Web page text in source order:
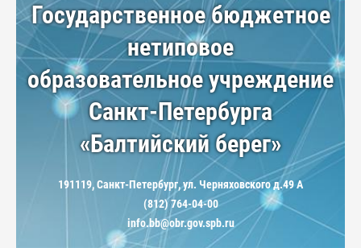
Государственное бюджетное
нетиповое
образовательное учреждение
Санкт-Петербурга
«Балтийский берег»
191119, Санкт-Петербург, ул. Черняховского д.49 А
(812) 764-04-00
info.bb@obr.gov.spb.ru